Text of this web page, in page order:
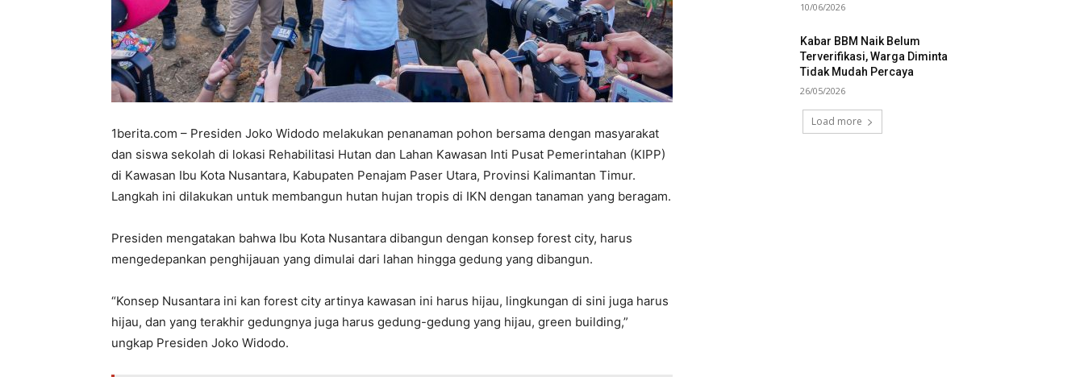
1berita.com – Presiden Joko Widodo melakukan penanaman pohon bersama dengan masyarakat
dan siswa sekolah di lokasi Rehabilitasi Hutan dan Lahan Kawasan Inti Pusat Pemerintahan (KIPP)
di Kawasan Ibu Kota Nusantara, Kabupaten Penajam Paser Utara, Provinsi Kalimantan Timur.
Langkah ini dilakukan untuk membangun hutan hujan tropis di IKN dengan tanaman yang beragam.
Presiden mengatakan bahwa Ibu Kota Nusantara dibangun dengan konsep forest city, harus
mengedepankan penghijauan yang dimulai dari lahan hingga gedung yang dibangun.
“Konsep Nusantara ini kan forest city artinya kawasan ini harus hijau, lingkungan di sini juga harus
hijau, dan yang terakhir gedungnya juga harus gedung-gedung yang hijau, green building,”
ungkap Presiden Joko Widodo.
10/06/2026
Kabar BBM Naik Belum
Terverifikasi, Warga Diminta
Tidak Mudah Percaya
26/05/2026
Load more